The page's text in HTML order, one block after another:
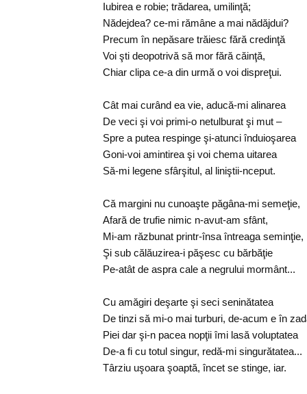
Iubirea e robie; trădarea, umilinţă;
Nădejdea? ce-mi rămâne a mai nădăjdui?
Precum în nepăsare trăiesc fără credinţă
Voi şti deopotrivă să mor fără căinţă,
Chiar clipa ce-a din urmă o voi dispreţui.
Cât mai curând ea vie, aducă-mi alinarea
De veci şi voi primi-o netulburat şi mut –
Spre a putea respinge şi-atunci înduioşarea
Goni-voi amintirea şi voi chema uitarea
Să-mi legene sfârşitul, al liniştii-nceput.
Că margini nu cunoaşte păgâna-mi semeţie,
Afară de trufie nimic n-avut-am sfânt,
Mi-am răzbunat printr-însa întreaga seminţie,
Şi sub călăuzirea-i păşesc cu bărbăţie
Pe-atât de aspra cale a negrului mormânt...
Cu amăgiri deşarte şi seci seninătatea
De tinzi să mi-o mai turburi, de-acum e în
Piei dar şi-n pacea nopţii îmi lasă voluptatea
De-a fi cu totul singur, redă-mi singurătatea...
Târziu uşoara şoaptă, încet se stinge, iar.